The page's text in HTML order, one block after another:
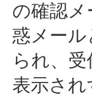
の確認
惑メー
られ、
表示さ